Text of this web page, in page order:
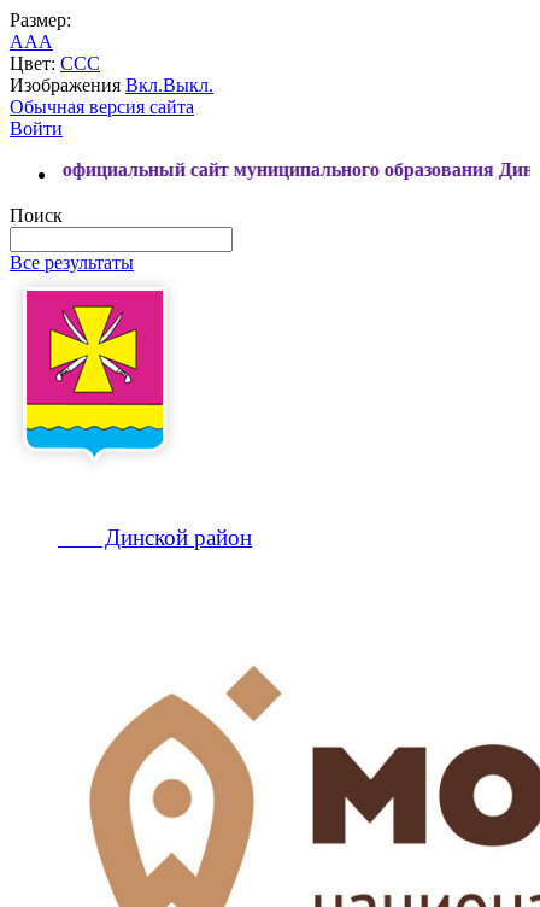
Размер:
AAA
Цвет: CCC
Изображения Вкл.Выкл.
Обычная версия сайта
Войти
сайт муниципального образования Динской район
Поиск
Все результаты
Динской район